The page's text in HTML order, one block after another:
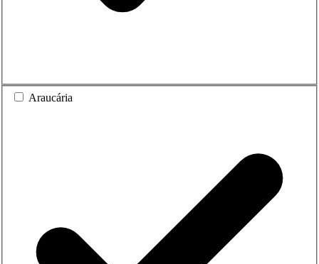
Araucária